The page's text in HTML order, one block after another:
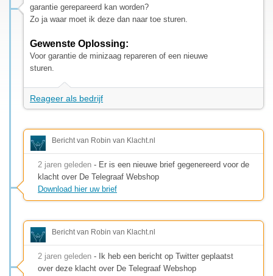
garantie gerepareerd kan worden?
Zo ja waar moet ik deze dan naar toe sturen.
Gewenste Oplossing:
Voor garantie de minizaag repareren of een nieuwe
sturen.
Reageer als bedrijf
Bericht van Robin van Klacht.nl
2 jaren geleden - Er is een nieuwe brief gegenereerd voor de
klacht over De Telegraaf Webshop
Download hier uw brief
Bericht van Robin van Klacht.nl
2 jaren geleden - Ik heb een bericht op Twitter geplaatst
over deze klacht over De Telegraaf Webshop